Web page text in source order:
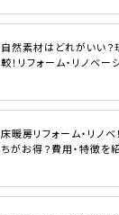
自然素材はどれがいい？
較！リフォーム・リノベー
床暖房リフォーム・リノベ
ちがお得？費用・特徴を